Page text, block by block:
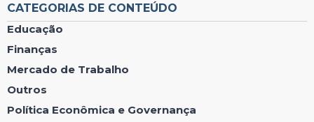
CATEGORIAS DE CONTEÚDO
Educação
Finanças
Mercado de Trabalho
Outros
Política Econômica e Governança